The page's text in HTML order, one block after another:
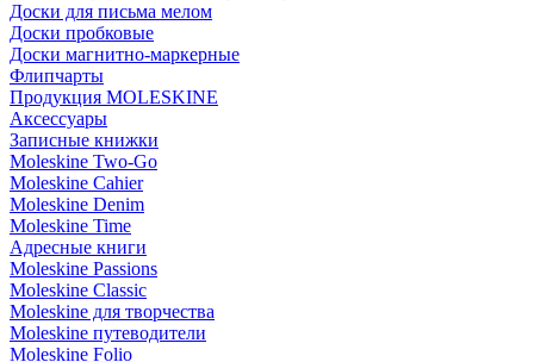
Доски для письма мелом
Доски пробковые
Доски магнитно-маркерные
Флипчарты
Продукция MOLESKINE
Аксессуары
Записные книжки
Moleskine Two-Go
Moleskine Cahier
Moleskine Denim
Moleskine Time
Адресные книги
Moleskine Passions
Moleskine Classic
Moleskine для творчества
Moleskine путеводители
Moleskine Folio